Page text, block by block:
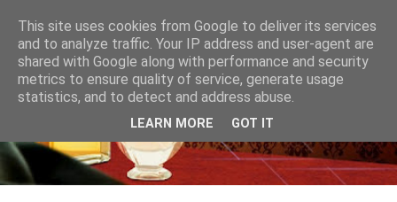
This site uses cookies from Google to deliver its services
and to analyze traffic. Your IP address and user-agent are
shared with Google along with performance and security
metrics to ensure quality of service, generate usage
statistics, and to detect and address abuse.
LEARN MORE GOT IT